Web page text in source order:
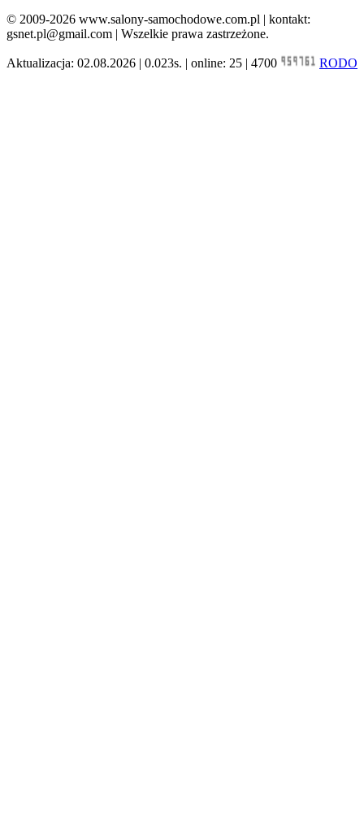
© 2009-2026 www.salony-samochodowe.com.pl | kontakt:
gsnet.pl@gmail.com | Wszelkie prawa zastrzeżone.
Aktualizacja: 02.08.2026 | 0.023s. | online: 25 | 4700 RODO